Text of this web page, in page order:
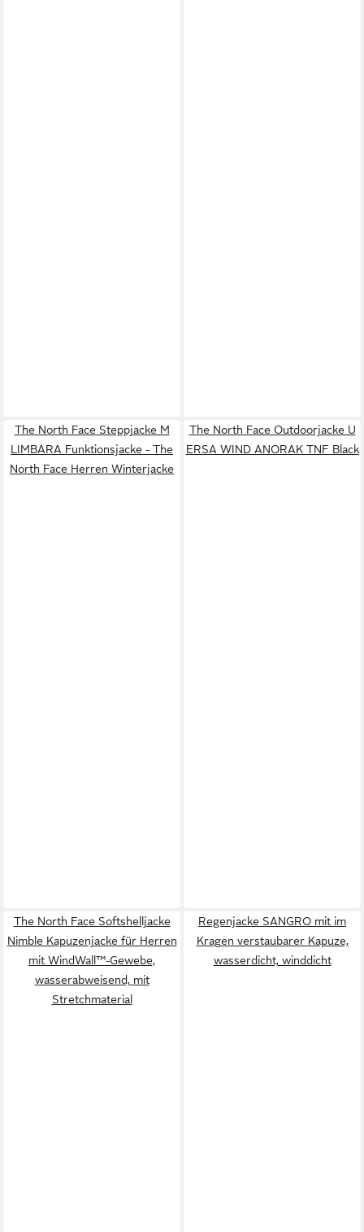
The North Face Steppjacke M
LIMBARA Funktionsjacke - The
North Face Herren Winterjacke
The North Face Outdoorjacke U
ERSA WIND ANORAK TNF Black
The North Face Softshelljacke
Nimble Kapuzenjacke für Herren
mit WindWall™-Gewebe,
wasserabweisend, mit
Stretchmaterial
Regenjacke SANGRO mit im
Kragen verstaubarer Kapuze,
wasserdicht, winddicht